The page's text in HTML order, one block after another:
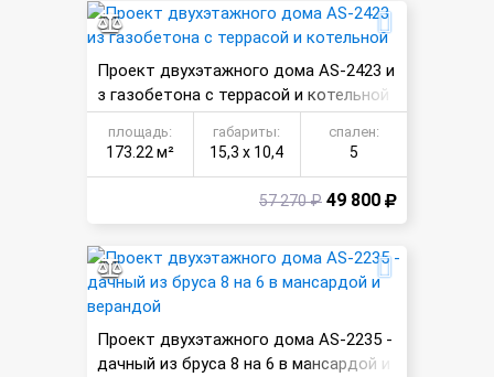
Проект двухэтажного дома AS-2423 и
з газобетона с террасой и котельной
площадь:
173.22 м²
габариты:
15,3 х 10,4
спален:
5
57 270 ₽ 49 800
Проект двухэтажного дома AS-2235 -
дачный из бруса 8 на 6 в мансардой и